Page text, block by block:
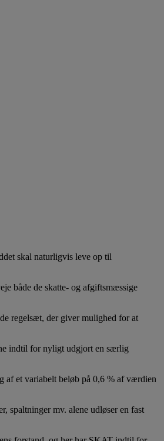
skal naturligvis leve op til
både de skatte- og afgiftsmæssige
regelsæt, der giver mulighed for at
indtil for nyligt udgjort en særlig
af et variabelt beløb på 0,6 % af værdien
spaltninger mv. alene udløser en fast